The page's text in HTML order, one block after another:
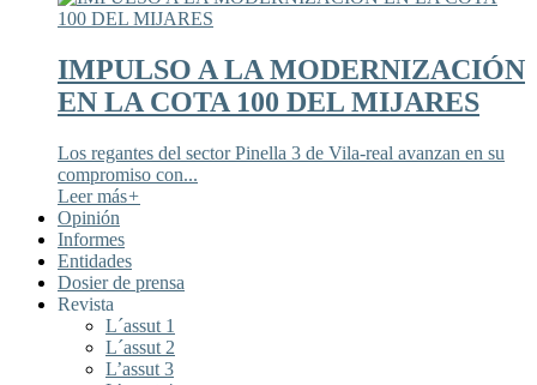
IMPULSO A LA MODERNIZACIÓN
EN LA COTA 100 DEL MIJARES
Los regantes del sector Pinella 3 de Vila-real avanzan en su
compromiso con...
Leer más+
Opinión
Informes
Entidades
Dosier de prensa
Revista
L´assut 1
L´assut 2
L’assut 3